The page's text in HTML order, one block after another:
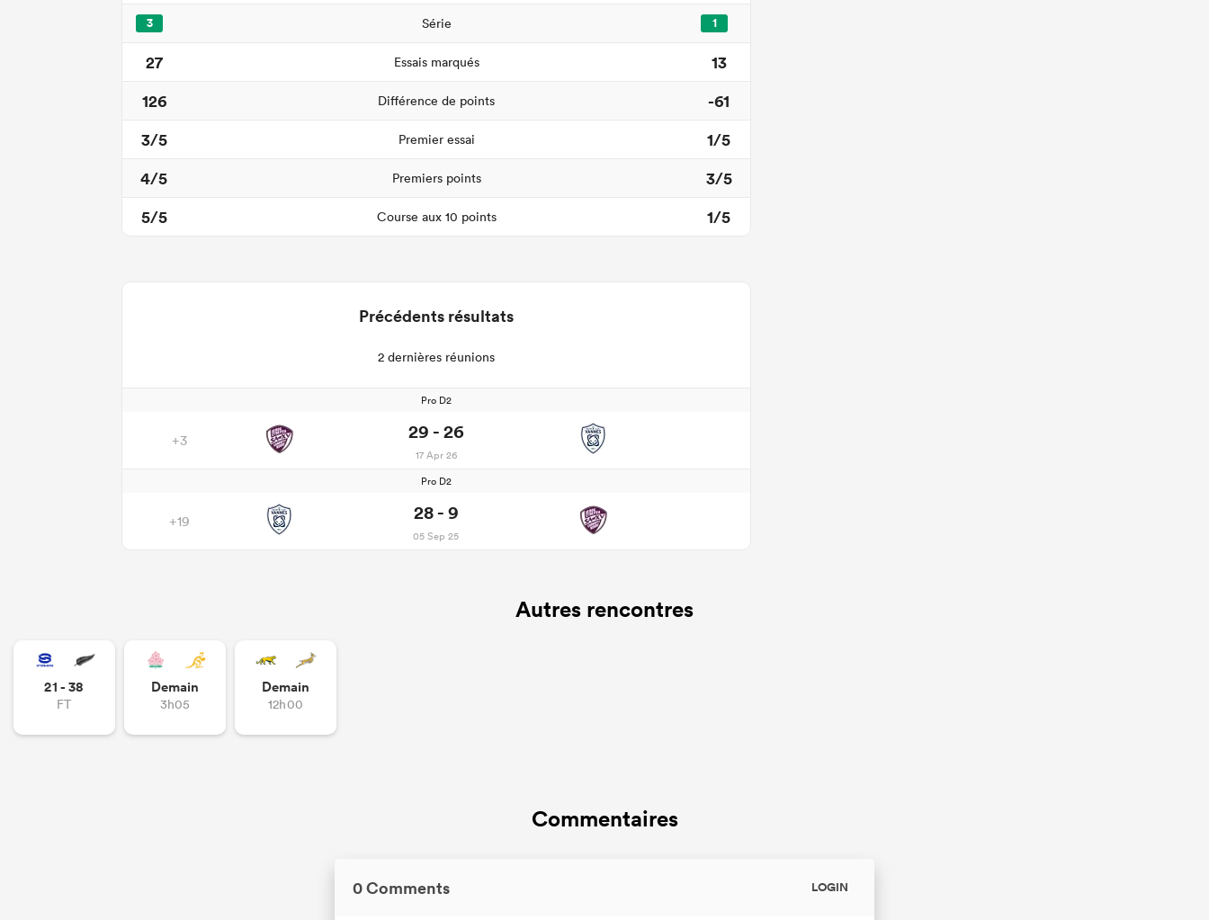
3 Série 1
27 Essais marqués
13
126
Différence de points
-61
3/5
Premier essai
1/5
4/5
Premiers points
3/5
5/5
Course aux 10 points 1/5
Précédents résultats
2 dernières réunions
Pro D2
+3 29 - 26
17 Apr 26
Pro D2
+19 28 - 9
05 Sep 25
Autres rencontres
21 - 38
FT
Demain
3h05
Demain
12h00
Commentaires
0 Comments LOGIN